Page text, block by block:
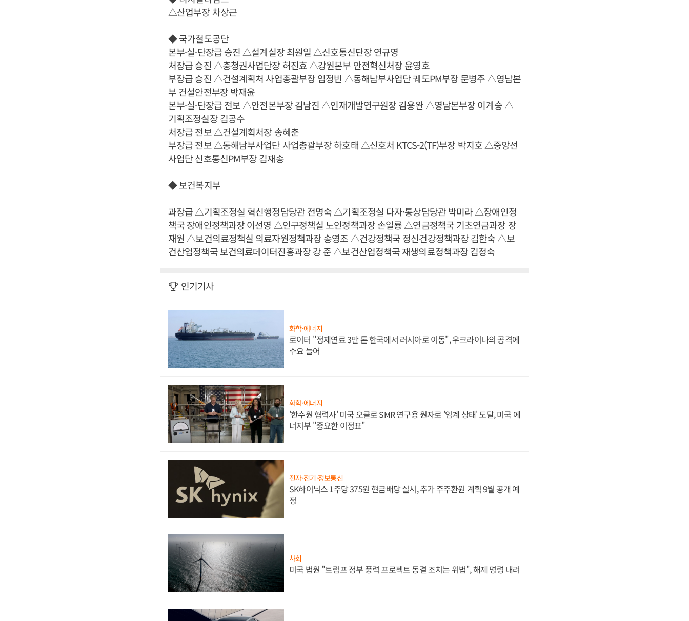
△산업부장 차상근
◆ 국가철도공단
본부·실·단장급 승진 △설계실장 최원일 △신호통신단장 연규영
처장급 승진 △충청권사업단장 허진효 △강원본부 안전혁신처장 윤영호
부장급 승진 △건설계획처 사업총괄부장 임정빈 △동해남부사업단 궤도PM부장 문병주 △영남본
부 건설안전부장 박재윤
본부·실·단장급 전보 △안전본부장 김남진 △인재개발연구원장 김용완 △영남본부장 이계승 △
기획조정실장 김공수
처장급 전보 △건설계획처장 송혜춘
부장급 전보 △동해남부사업단 사업총괄부장 하호태 △신호처 KTCS-2(TF)부장 박지호 △중앙선
사업단 신호통신PM부장 김재송
◆ 보건복지부
과장급 △기획조정실 혁신행정담당관 전명숙 △기획조정실 다자·통상담당관 박미라 △장애인정
책국 장애인정책과장 이선영 △인구정책실 노인정책과장 손일룡 △연금정책국 기초연금과장 장
재원 △보건의료정책실 의료자원정책과장 송영조 △건강정책국 정신건강정책과장 김한숙 △보
건산업정책국 보건의료데이터진흥과장 강 준 △보건산업정책국 재생의료정책과장 김정숙
인기기사
화학·에너지
로이터 "정제연료 3만 톤 한국에서 러시아로 이동", 우크라이나의 공격에
수요 늘어
화학·에너지
'한수원 협력사' 미국 오클로 SMR 연구용 원자로 '임계 상태' 도달, 미국 에
너지부 "중요한 이정표"
전자·전기·정보통신
SK하이닉스 1주당 375원 현금배당 실시, 추가 주주환원 계획 9월 공개 예
정
사회
미국 법원 "트럼프 정부 풍력 프로젝트 동결 조치는 위법", 해제 명령 내려